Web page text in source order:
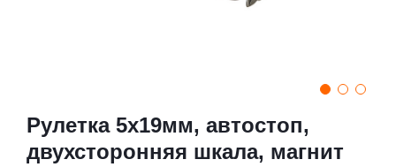
Рулетка 5x19мм, автостоп,
двухсторонняя шкала, магнит